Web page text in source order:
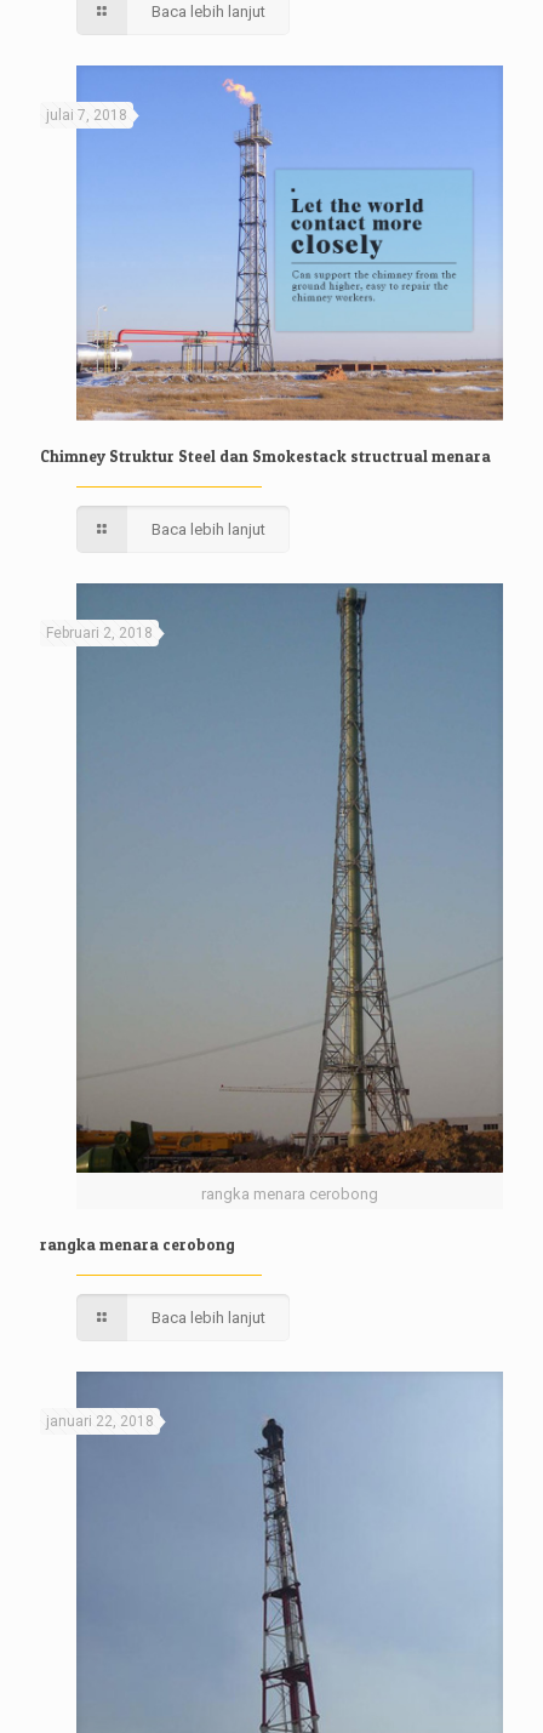
Baca lebih lanjut
julai 7, 2018
Chimney Struktur Steel dan Smokestack structrual menara
Baca lebih lanjut
rangka menara cerobong
Februari 2, 2018
rangka menara cerobong
Baca lebih lanjut
januari 22, 2018